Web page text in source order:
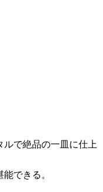
で絶品の一皿に仕上
できる。